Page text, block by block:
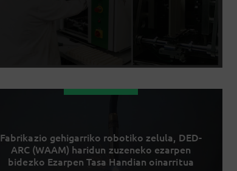
Fabrikazio gehigarriko robotiko zelula, DED-
ARC (WAAM) haridun zuzeneko ezarpen
bidezko Ezarpen Tasa Handian oinarritua